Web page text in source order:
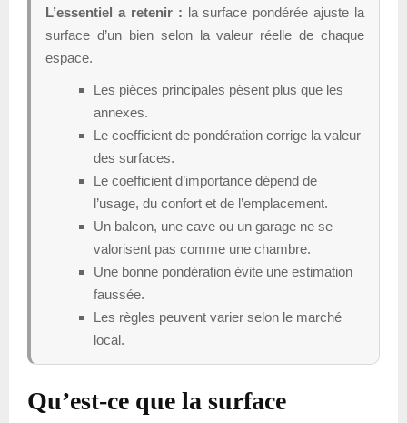
L’essentiel a retenir : la surface pondérée ajuste la
surface d’un bien selon la valeur réelle de chaque
espace.
Les pièces principales pèsent plus que les
annexes.
Le coefficient de pondération corrige la valeur
des surfaces.
Le coefficient d’importance dépend de
l’usage, du confort et de l’emplacement.
Un balcon, une cave ou un garage ne se
valorisent pas comme une chambre.
Une bonne pondération évite une estimation
faussée.
Les règles peuvent varier selon le marché
local.
Qu’est-ce que la surface